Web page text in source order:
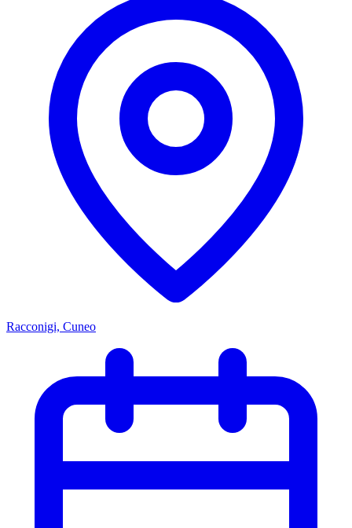
Racconigi, Cuneo